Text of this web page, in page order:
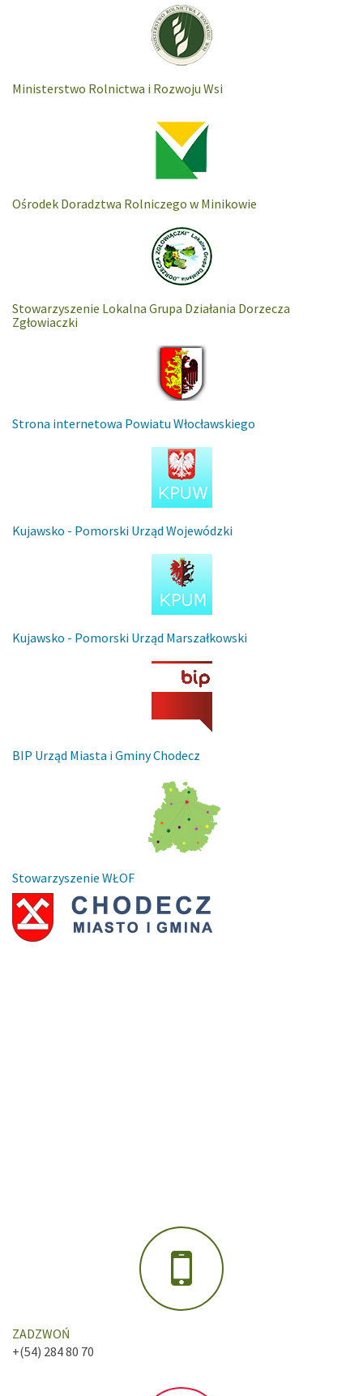
Ministerstwo Rolnictwa i Rozwoju Wsi
Ośrodek Doradztwa Rolniczego w Minikowie
Stowarzyszenie Lokalna Grupa Działania Dorzecza
Zgłowiaczki
Strona internetowa Powiatu Włocławskiego
Kujawsko - Pomorski Urząd Wojewódzki
Kujawsko - Pomorski Urząd Marszałkowski
BIP Urząd Miasta i Gminy Chodecz
Stowarzyszenie WŁOF
ZADZWOŃ
+(54) 284 80 70